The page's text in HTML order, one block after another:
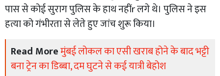
पास से कोई सुराग पुलिस के हाथ नहींr लगे थे। पुलिस ने इस
हत्या को गंभीरता से लेते हुए जांच शुरू किया।
Read Moreमुंबई लोकल का एसी खराब होने के बाद भट्टी
बना ट्रेन का डिब्बा, दम घुटने से कई यात्री बेहोश